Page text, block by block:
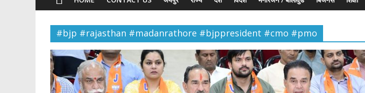
#bjp #rajasthan #madanrathore #bjppresident #cmo #pmo